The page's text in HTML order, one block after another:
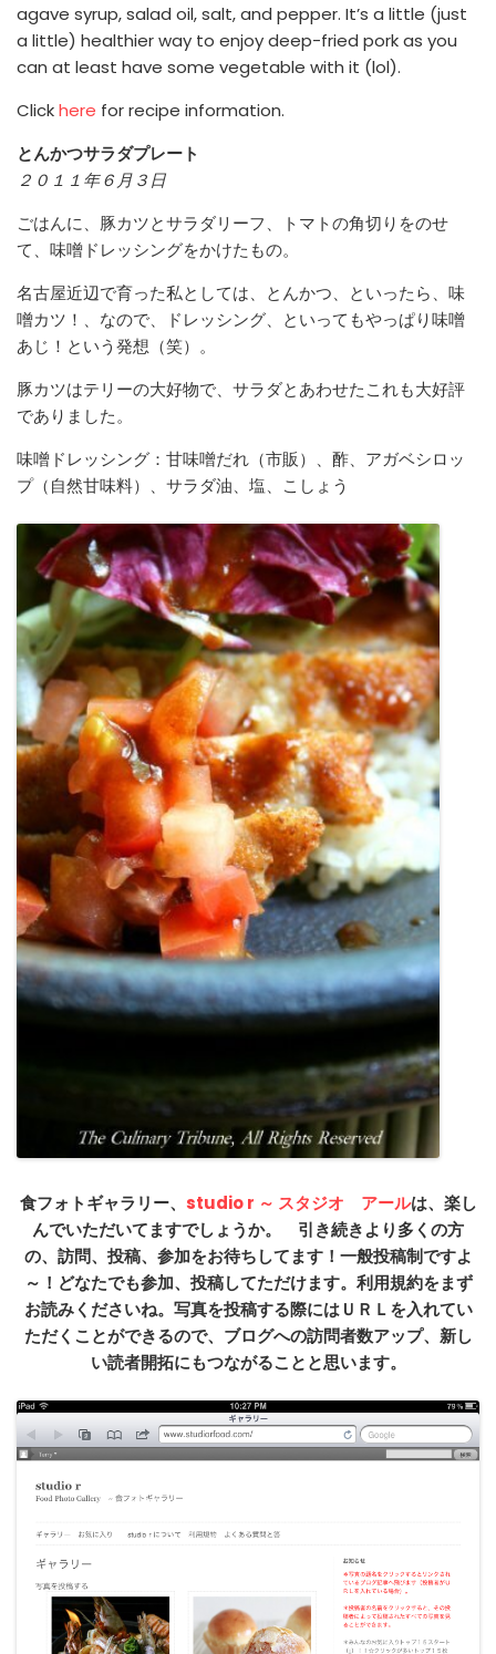
agave syrup, salad oil, salt, and pepper. It’s a little (just
a little) healthier way to enjoy deep-fried pork as you
can at least have some vegetable with it (lol).
Clickhere for recipe information.
とんかつサラダプレート
２０１１年６月３日
ごはんに、豚カツとサラダリーフ、トマトの角切りをのせ
て、味噌ドレッシングをかけたもの。
名古屋近辺で育った私としては、とんかつ、といったら、味
噌カツ！、なので、ドレッシング、といってもやっぱり味噌
あじ！という発想（笑）。
豚カツはテリーの大好物で、サラダとあわせたこれも大好評
でありました。
味噌ドレッシング：甘味噌だれ（市販）、酢、アガベシロッ
プ（自然甘味料）、サラダ油、塩、こしょう
食フォトギャラリー、 studio r ～ スタジオ アールは、楽し
んでいただいてますでしょうか。 引き続きより多くの方
の、訪問、投稿、参加をお待ちしてます！一般投稿制ですよ
～！どなたでも参加、投稿してただけます。利用規約をまず
お読みくださいね。写真を投稿する際にはＵＲＬを入れてい
ただくことができるので、ブログへの訪問者数アップ、新し
い読者開拓にもつながることと思います。